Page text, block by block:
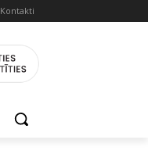
Kontakti